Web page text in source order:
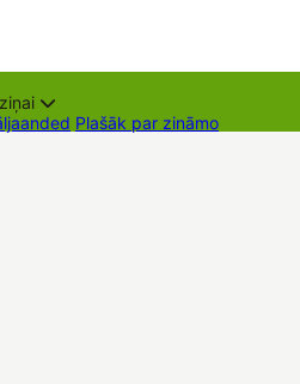
Plašāk par zināmo